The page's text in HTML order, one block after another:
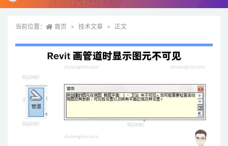
当前位置： 首页 技术文章 正文